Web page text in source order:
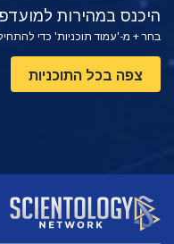
היכנס במהירות
בחר + מ-'עמוד תוכניות' כדי
צפה בכל התוכניות